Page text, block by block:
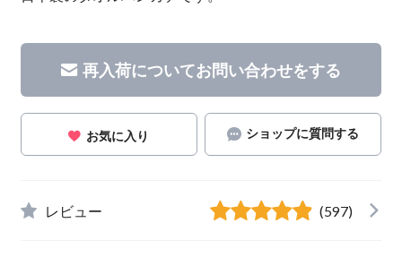
再入荷についてお問い合わせをする
お気に入り ショップに質問する
レビュー (597)